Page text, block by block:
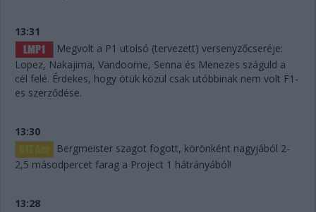
13:31
Megvolt a P1 utolsó (tervezett) versenyzőcseréje:
Lopez, Nakajima, Vandoorne, Senna és Menezes száguld a
cél felé. Érdekes, hogy ötük közül csak utóbbinak nem volt F1-
es szerződése.
13:30
Bergmeister szagot fogott, körönként nagyjából 2-
2,5 másodpercet farag a Project 1 hátrányából!
13:28